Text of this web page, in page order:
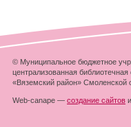
© Муниципальное бюджетное
централизованная
«Вяземский район» Смоленской
Web-canape — создание сайтов и